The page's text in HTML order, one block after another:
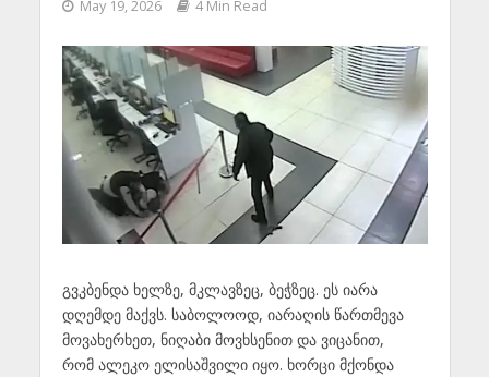
May 19, 2026 4 Min Read
გვკბენდა ხელზე, მკლავზეც, ბეჭზეც. ეს იარა
დღემდე მაქვს. საბოლოოდ, იარაღის წართმევა
მოვახერხეთ, ნიღაბი მოვხსენით და ვიცანით,
რომ ალეკო ელისაშვილი იყო. ხორცი მქონდა